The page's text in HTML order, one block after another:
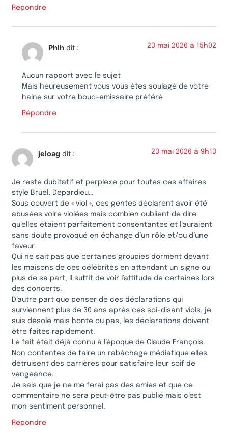
Répondre
Phlh dit : 23 mai 2026 à 15h02
Aucun rapport avec le sujet
Mais heureusement vous vous êtes soulagé de votre
haine sur votre bouc-emissaire préféré
Répondre
jeloag dit : 23 mai 2026 à 9h13
Je reste dubitatif et perplexe pour toutes ces affaires
style Bruel, Depardieu…
Sous couvert de « viol », ces gentes déclarent avoir été
abusées voire violées mais combien oublient de dire
qu’elles étaient parfaitement consentantes et l’auraient
sans doute provoqué en échange d’un rôle et/ou d’une
faveur.
Qui ne sait pas que certaines groupies dorment devant
les maisons de ces célébrités en attendant un signe ou
plus de sa part, il suffit de voir l’attitude de certaines lors
des concerts.
D’autre part que penser de ces déclarations qui
surviennent plus de 30 ans après ces soi-disant viols, je
suis désolé mais honte ou pas, les déclarations doivent
être faites rapidement.
Le fait était déjà connu à l’époque de Claude François.
Non contentes de faire un rabâchage médiatique elles
détruisent des carrières pour satisfaire leur soif de
vengeance.
Je sais que je ne me ferai pas des amies et que ce
commentaire ne sera peut-être pas publié mais c’est
mon sentiment personnel.
Répondre